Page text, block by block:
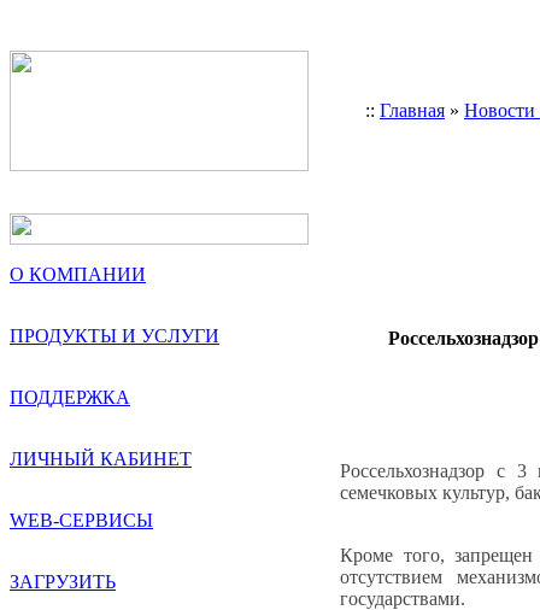
:: Главная »
О КОМПАНИИ
ПРОДУКТЫ И УСЛУГИ
ПОДДЕРЖКА
ЛИЧНЫЙ КАБИНЕТ
WEB-СЕРВИСЫ
ЗАГРУЗИТЬ
Россельхознадзор с
семечковых культур,
Кроме того,
отсутствием
государствами.